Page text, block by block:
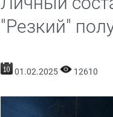
"Резкий"
01.02.2025 12610